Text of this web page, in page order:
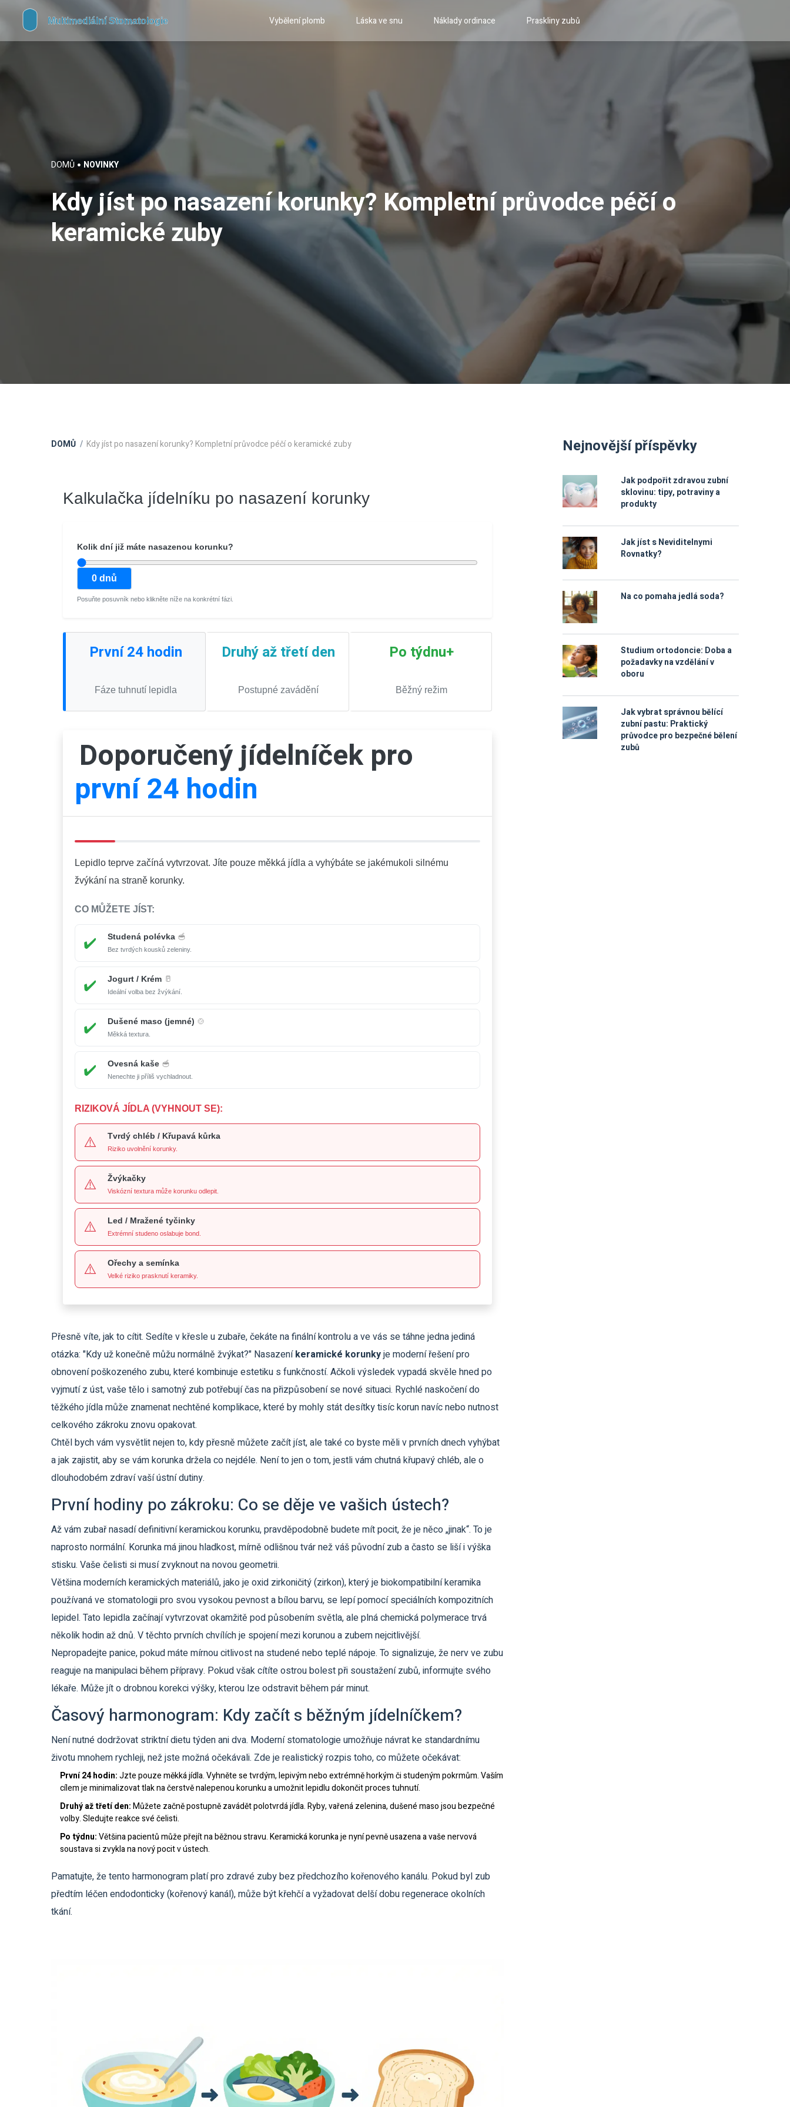
Vybělení plomb Láska ve snu Náklady ordinace Praskliny zubů
DOMŮ NOVINKY
Kdy jíst po nasazení korunky? Kompletní průvodce péčí o
keramické zuby
DOMŮ Kdy jíst po nasazení korunky? Kompletní průvodce péčí o keramické zuby
Kalkulačka jídelníku po nasazení korunky
Kolik dní již máte nasazenou korunku?
0 dnů
Posuňte posuvník nebo klikněte níže na konkrétní fázi.
První 24 hodin
Fáze tuhnutí lepidla
Druhý až třetí den
Postupné zavádění
Po týdnu+
Běžný režim
Doporučený jídelníček pro
první 24 hodin
Lepidlo teprve začíná vytvrzovat. Jíte pouze měkká jídla a vyhýbáte se jakémukoli silnému
žvýkání na straně korunky.
CO MŮŽETE JÍST:
✔️ Studená polévka 🥣
Bez tvrdých kousků zeleniny.
✔️ Jogurt / Krém 🥛
Ideální volba bez žvýkání.
✔️ Dušené maso (jemné) 🍲
Měkká textura.
✔️ Ovesná kaše 🥣
Nenechte ji příliš vychladnout.
RIZIKOVÁ JÍDLA (VYHNOUT SE):
⚠️ Tvrdý chléb / Křupavá kůrka
Riziko uvolnění korunky.
⚠️ Žvýkačky
Viskózní textura může korunku odlepit.
⚠️ Led / Mražené tyčinky
Extrémní studeno oslabuje bond.
⚠️ Ořechy a semínka
Velké riziko prasknutí keramiky.
Přesně víte, jak to cítit. Sedíte v křesle u zubaře, čekáte na finální kontrolu a ve vás se táhne jedna jediná
otázka: "Kdy už konečně můžu normálně žvýkat?" Nasazeníkeramické korunkyjemoderní řešení pro
obnovení poškozeného zubu, které kombinuje estetiku s funkčností. Ačkoli výsledek vypadá skvěle hned po
vyjmutí z úst, vaše tělo i samotný zub potřebují čas na přizpůsobení se nové situaci. Rychlé naskočení do
těžkého jídla může znamenat nechtěné komplikace, které by mohly stát desítky tisíc korun navíc nebo nutnost
celkového zákroku znovu opakovat.
Chtěl bych vám vysvětlit nejen to, kdy přesně můžete začít jíst, ale také co byste měli v prvních dnech vyhýbat
a jak zajistit, aby se vám korunka držela co nejdéle. Není to jen o tom, jestli vám chutná křupavý chléb, ale o
dlouhodobém zdraví vaší ústní dutiny.
První hodiny po zákroku: Co se děje ve vašich ústech?
Až vám zubař nasadí definitivní keramickou korunku, pravděpodobně budete mít pocit, že je něco „jinak“. To je
naprosto normální. Korunka má jinou hladkost, mírně odlišnou tvár než váš původní zub a často se liší i výška
stisku. Vaše čelisti si musí zvyknout na novou geometrii.
Většina moderních keramických materiálů, jako jeoxid zirkoničitý(zirkon), který jebiokompatibilní keramika
používaná ve stomatologii pro svou vysokou pevnost a bílou barvu, se lepí pomocí speciálních kompozitních
lepidel. Tato lepidla začínají vytvrzovat okamžitě pod působením světla, ale plná chemická polymerace trvá
několik hodin až dnů. V těchto prvních chvílích je spojení mezi korunou a zubem nejcitlivější.
Nepropadejte panice, pokud máte mírnou citlivost na studené nebo teplé nápoje. To signalizuje, že nerv ve zubu
reaguje na manipulaci během přípravy. Pokud však cítíte ostrou bolest při soustažení zubů, informujte svého
lékaře. Může jít o drobnou korekci výšky, kterou lze odstravit během pár minut.
Časový harmonogram: Kdy začít s běžným jídelníčkem?
Není nutné dodržovat striktní dietu týden ani dva. Moderní stomatologie umožňuje návrat ke standardnímu
životu mnohem rychleji, než jste možná očekávali. Zde je realistický rozpis toho, co můžete očekávat:
První 24 hodin:Jzte pouze měkká jídla. Vyhněte se tvrdým, lepivým nebo extrémně horkým či studeným pokrmům. Vaším
cílem je minimalizovat tlak na čerstvě nalepenou korunku a umožnit lepidlu dokončit proces tuhnutí.
Druhý až třetí den:Můžete začně postupně zavádět polotvrdá jídla. Ryby, vařená zelenina, dušené maso jsou bezpečné
volby. Sledujte reakce své čelisti.
Po týdnu:Většina pacientů může přejít na běžnou stravu. Keramická korunka je nyní pevně usazena a vaše nervová
soustava si zvykla na nový pocit v ústech.
Pamatujte, že tento harmonogram platí pro zdravé zuby bez předchozího kořenového kanálu. Pokud byl zub
předtím léčen endodonticky (kořenový kanál), může být křehčí a vyžadovat delší dobu regenerace okolních
tkání.
Nejnovější příspěvky
Jak podpořit zdravou zubní
sklovinu: tipy, potraviny a
produkty
Jak jíst s Neviditelnymi
Rovnatky?
Na co pomaha jedlá soda?
Studium ortodoncie: Doba a
požadavky na vzdělání v
oboru
Jak vybrat správnou bělící
zubní pastu: Praktický
průvodce pro bezpečné bělení
zubů